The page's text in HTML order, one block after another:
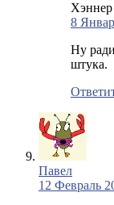
Хэннер
8
Ну
штука.
Павел
12 Февраль